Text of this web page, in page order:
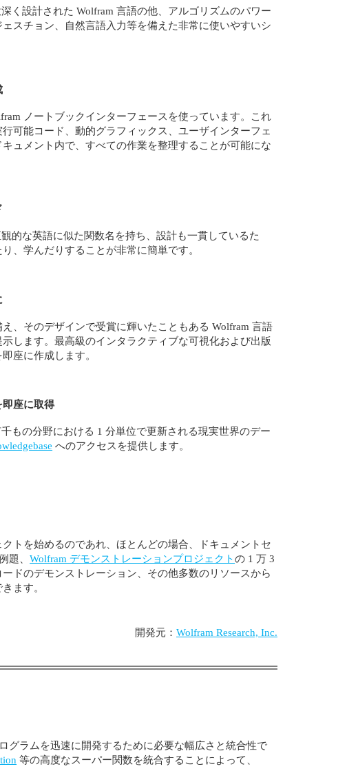
く設計された Wolfram 言語の他、アルゴリズムのパワー
スチョン、自然言語入力等を備えた非常に使いやすいシ
ノートブックインターフェースを使っています。これ
可能コード、動的グラフィックス、ユーザインターフェ
ュメント内で、すべての作業を整理することが可能にな
的な英語に似た関数名を持ち、設計も一貫しているた
、学んだりすることが非常に簡単です。
、そのデザインで受賞に輝いたこともある Wolfram 言語
します。最高級のインタラクティブな可視化および出版
座に作成します。
座に取得
もの分野における 1 分単位で更新される現実世界のデー
へのアクセスを提供します。
トを始めるのであれ、ほとんどの場合、ドキュメントセ
題、Wolfram デモンストレーションプロジェクトの 1 万 3
ドのデモンストレーション、その他多数のリソースから
ます。
開発元： Wolfram Research, Inc.
グラムを迅速に開発するために必要な幅広さと統合性で
等の高度なスーパー関数を統合することによって、